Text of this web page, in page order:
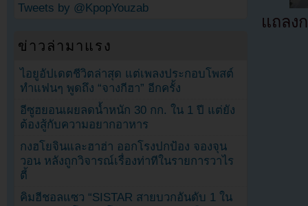
แถลง
Tweets by @KpopYouzab
ข่าวล่ามาแรง
ไอยูอัปเดตชีวิตล่าสุด แต่เพลงประกอบโพสต์
ทำแฟนๆ พูดถึง “จางกีฮา” อีกครั้ง
อีซูฮยอนเผยลดน้ำหนัก 30 กก. ใน 1 ปี แต่ยัง
ต้องสู้กับความอยากอาหาร
กงฮโยจินและฮาฮ่า ออกโรงปกป้อง จองจุน
วอน หลังถูกวิจารณ์เรื่องท่าทีในรายการวาไร
ตี้
คิมฮีชอลแซว “SISTAR สายบวกอันดับ 1 ใน